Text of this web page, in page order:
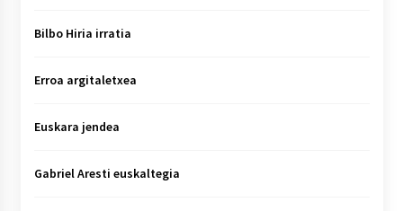
Bilbo Hiria irratia
Erroa argitaletxea
Euskara jendea
Gabriel Aresti euskaltegia